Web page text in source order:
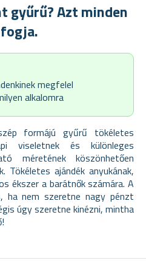
gyűrű? Azt minden
megfelel
alkalomra
formájú gyűrű tökéletes
viseletnek és különleges
méretének köszönhetően
Tökéletes ajándék anyukának,
ékszer a barátnők számára. A
ha nem szeretne nagy pénzt
úgy szeretne kinézni, mintha